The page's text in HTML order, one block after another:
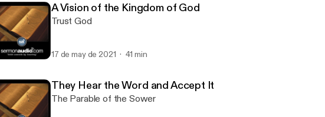
A Vision of the Kingdom of God
Trust God
17 de may de 2021 41 min
They Hear the Word and Accept It
The Parable of the Sower